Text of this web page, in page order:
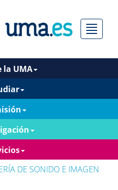
Menú
la UMA
DE SONIDO E IMAGEN